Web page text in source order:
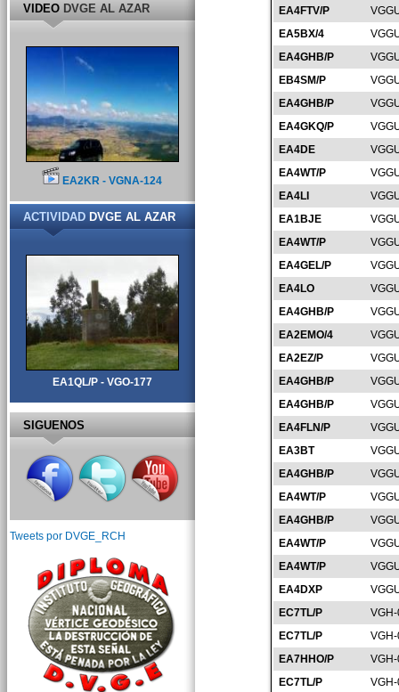
EA4FTV/P
EA5BX/4
EA4GHB/P
EB4SM/P
EA4GHB/P
EA4GKQ/P
EA4DE
EA4WT/P
EA4LI
EA1BJE
EA4WT/P
EA4GEL/P
EA4LO
EA4GHB/P
EA2EMO/4
EA2EZ/P
EA4GHB/P
EA4GHB/P
EA4FLN/P
EA3BT
EA4GHB/P
EA4WT/P
EA4GHB/P
EA4WT/P
EA4WT/P
EA4DXP
EC7TL/P
EC7TL/P
EA7HHO/P
EC7TL/P
VIDEODVGE AL AZAR
EA2KR - VGNA-124
ACTIVIDADDVGE AL AZAR
EA1QL/P - VGO-177
SIGUENOS
Tweets por DVGE_RCH